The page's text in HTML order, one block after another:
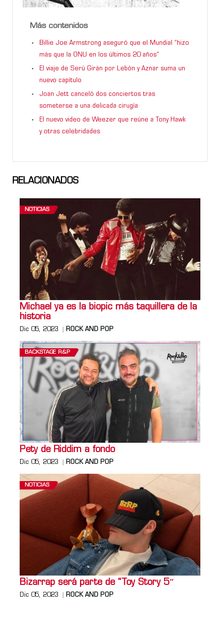
Más contenidos
Billie Joe Armstrong aseguró que el Mundial “hizo
más que la ONU en los últimos 20 años”
El viaje de Serú Girán por Lebón y Aznar suma un
nuevo capítulo
Joan Jett canceló dos conciertos tras
someterse a una delicada cirugía
El nuevo video de Weezer que reúne a Tony Hawk
y otras celebridades
RELACIONADOS
NOTICIAS
Michael ya es la biopic más taquillera de la
historia
Dic 05, 2023 ROCK AND POP
BACKSTAGE R&P
Pety de Riddim a fondo
Dic 05, 2023 ROCK AND POP
NOTICIAS
Bizarrap será parte de “Toy Story 5″
Dic 05, 2023 ROCK AND POP